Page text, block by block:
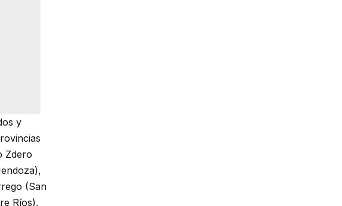
y
Zdero
(San
Ríos),